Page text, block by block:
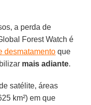
a perda de
Forest Watch é
desmatamento que
mais adiante.
satélite, áreas
km²) em que